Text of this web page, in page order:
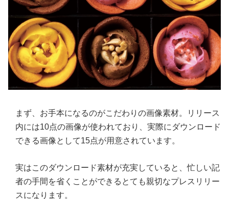
まず、お手本になるのがこだわりの画像素材。リリース
内には10点の画像が使われており、実際にダウンロード
できる画像として15点が用意されています。
実はこのダウンロード素材が充実していると、忙しい記
者の手間を省くことができるとても親切なプレスリリー
スになります。